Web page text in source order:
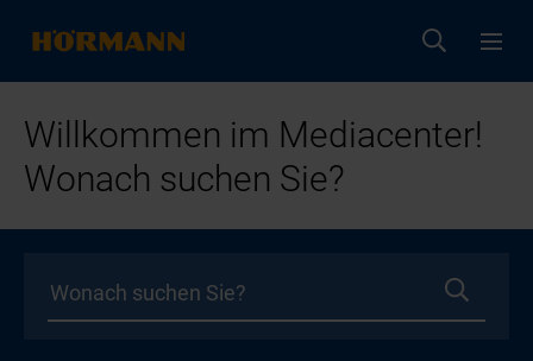
Willkommen im Mediacenter!
Wonach suchen Sie?